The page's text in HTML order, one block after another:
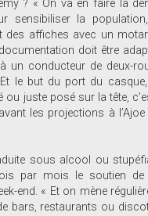
? « On va en faire la
sensibiliser la
des affiches avec un
doit être
un conducteur de deux-
le but du port du
juste posé sur la tête,
les projections à
sous alcool ou
par mois le soutien
end. « Et on mène
bars, restaurants ou